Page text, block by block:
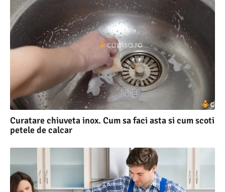
Curatare chiuveta inox. Cum sa faci asta si cum scoti
petele de calcar